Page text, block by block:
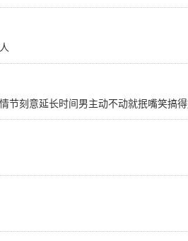
刻意延长时间男主动不动就抿嘴笑搞